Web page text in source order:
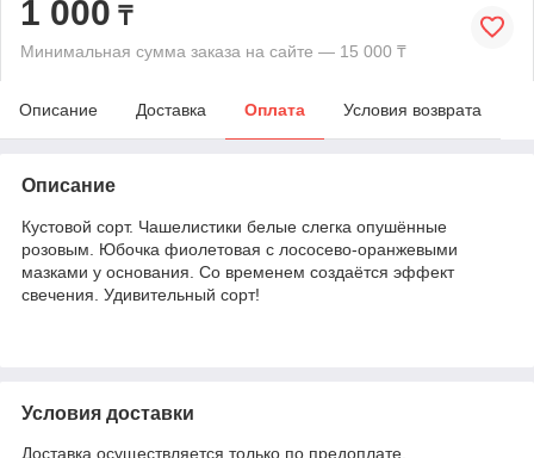
1 000 ₸
Минимальная сумма заказа на сайте — 15 000 ₸
Описание Доставка Оплата Условия возврата
Описание
Кустовой сорт. Чашелистики белые слегка опушённые
розовым. Юбочка фиолетовая с лососево-оранжевыми
мазками у основания. Со временем создаётся эффект
свечения. Удивительный сорт!
Условия доставки
Доставка осуществляется только по предоплате.